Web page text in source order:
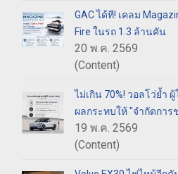
GAC ได้ที! เคลม
Fire ในรถ 1.3 ล้านคัน
20 พ.ค. 2569
(Content)
ไม่เกิน 70%! วอลโว่ย้ำ
ผลกระทบให้ "จำกัดการ
19 พ.ค. 2569
(Content)